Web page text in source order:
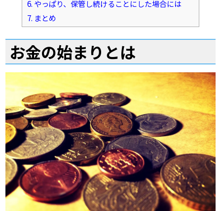
6. やっぱり、保管し続けることにした場合には
7. まとめ
お金の始まりとは